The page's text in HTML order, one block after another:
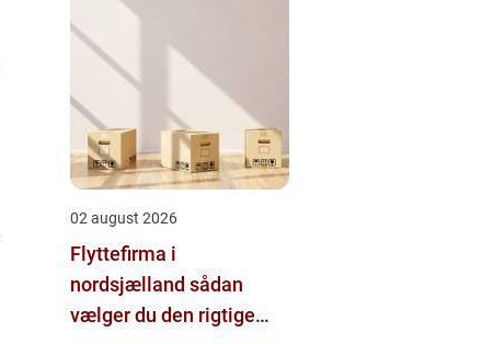
02 august 2026
Flyttefirma i
nordsjælland sådan
vælger du den rigtige